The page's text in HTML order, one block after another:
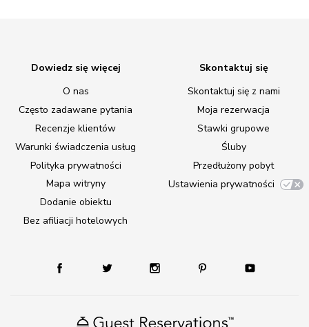
Dowiedz się więcej
O nas
Często zadawane pytania
Recenzje klientów
Warunki świadczenia usług
Polityka prywatności
Mapa witryny
Dodanie obiektu
Bez afiliacji hotelowych
Skontaktuj się
Skontaktuj się z nami
Moja rezerwacja
Stawki grupowe
Śluby
Przedłużony pobyt
Ustawienia prywatności